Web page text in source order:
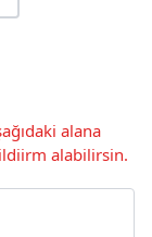
alana
alabilirsin.